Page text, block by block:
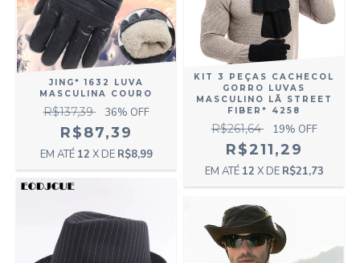
JING* 1632 LUVA
MASCULINA COURO
R$137,39 36% OFF
R$87,39
12 X DE R$8,99
KIT 3 PEÇAS CACHECOL
GORRO LUVAS
MASCULINO LÃ STREET
FIBER* 4258
R$261,64 19% OFF
R$211,29
12 X DE R$21,73